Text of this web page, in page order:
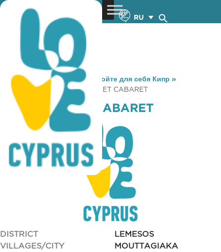
RU
You are here: Home »Откройте для себя Кипр »
Gastronomy
» SILK & VELVET CABARET
SILK & VELVET CABARET
DISTRICT
LEMESOS
VILLAGES/CITY
MOUTTAGIAKA